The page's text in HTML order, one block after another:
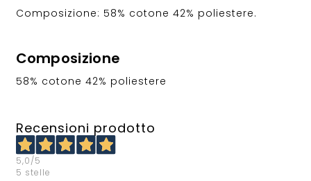
Composizione: 58% cotone 42% poliestere.
Composizione
58% cotone 42% poliestere
Recensioni prodotto
5,0/5
5 stelle